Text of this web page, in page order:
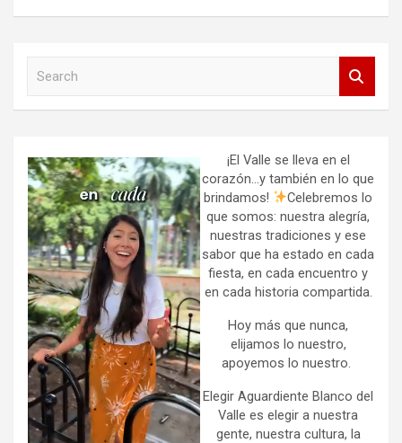
h
¡El Valle se lleva en el
corazón…y también en lo que
brindamos!
Celebremos lo
que somos: nuestra alegría,
nuestras tradiciones y ese
sabor que ha estado en cada
fiesta, en cada encuentro y
en cada historia compartida.
Hoy más que nunca,
elijamos lo nuestro,
apoyemos lo nuestro.
Elegir Aguardiente Blanco del
Valle es elegir a nuestra
gente, nuestra cultura, la